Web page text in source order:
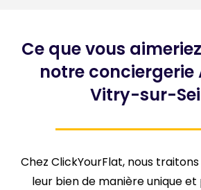
Ce que vous
notre conciergerie
Vitry-sur-
Chez ClickYourFlat, nous
leur bien de manière unique et